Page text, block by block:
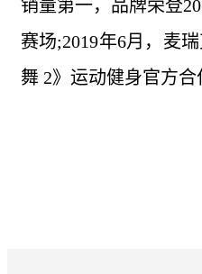
销量第一，品牌荣登
赛场;2019年6月，麦
舞 2》运动健身官方合